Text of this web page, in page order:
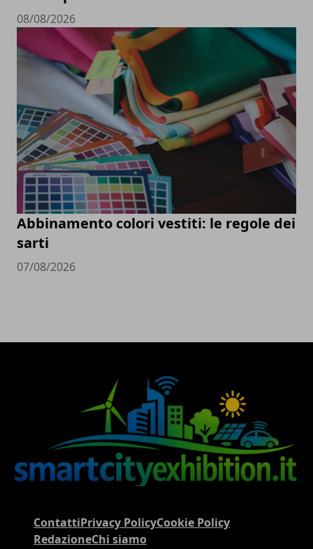
08/08/2026
Abbinamento colori vestiti: le regole dei
sarti
07/08/2026
ContattiPrivacy PolicyCookie Policy
RedazioneChi siamo